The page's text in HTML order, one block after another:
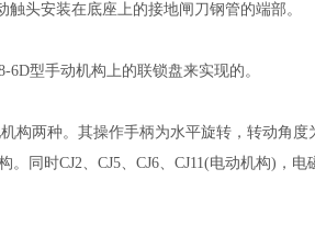
头安装在底座上的接地闸刀钢管的端部。
型手动机构上的联锁盘来实现的。
构两种。其操作手柄为水平旋转，转动角度
同时CJ2、CJ5、CJ6、CJ11(电动机构)，电